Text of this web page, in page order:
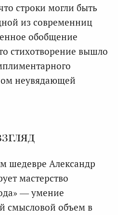
строки могли быть
из современниц
обобщение
стихотворение вышло
неувядающей
шедевре Александр
мастерство
— умение
смысловой объем в